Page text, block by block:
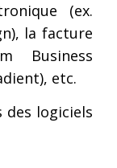
(ex.
la facture
Business
etc.
des logiciels